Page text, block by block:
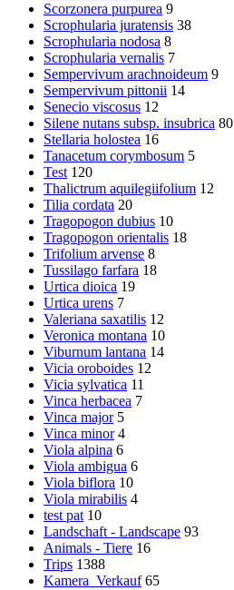
Scorzonera purpurea 9
Scrophularia juratensis 38
Scrophularia nodosa 8
Scrophularia vernalis 7
Sempervivum arachnoideum 9
Sempervivum pittonii 14
Senecio viscosus 12
Silene nutans subsp. insubrica 80
Stellaria holostea 16
Tanacetum corymbosum 5
Test 120
Thalictrum aquilegiifolium 12
Tilia cordata 20
Tragopogon dubius 10
Tragopogon orientalis 18
Trifolium arvense 8
Tussilago farfara 18
Urtica dioica 19
Urtica urens 7
Valeriana saxatilis 12
Veronica montana 10
Viburnum lantana 14
Vicia oroboides 12
Vicia sylvatica 11
Vinca herbacea 7
Vinca major 5
Vinca minor 4
Viola alpina 6
Viola ambigua 6
Viola biflora 10
Viola mirabilis 4
test pat 10
Landschaft - Landscape 93
Animals - Tiere 16
Trips 1388
Kamera_Verkauf 65